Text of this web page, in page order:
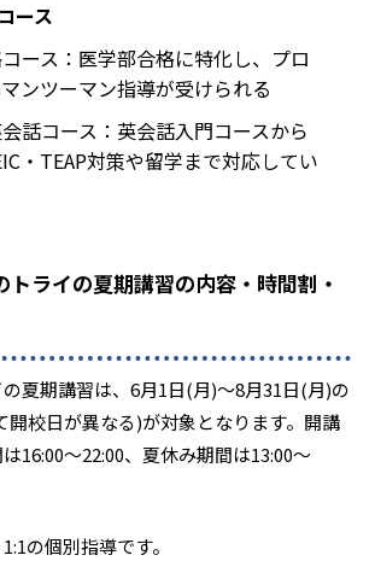
ース
ース：医学部合格に特化し、プロ
ンツーマン指導が受けられる
話コース：英会話入門コースから
・TEAP対策や留学まで対応してい
トライの夏期講習の内容・時間割・
夏期講習は、6月1日(月)〜8月31日(月)の
開校日が異なる)が対象となります。開講
16:00〜22:00、夏休み期間は13:00〜
の個別指導です。